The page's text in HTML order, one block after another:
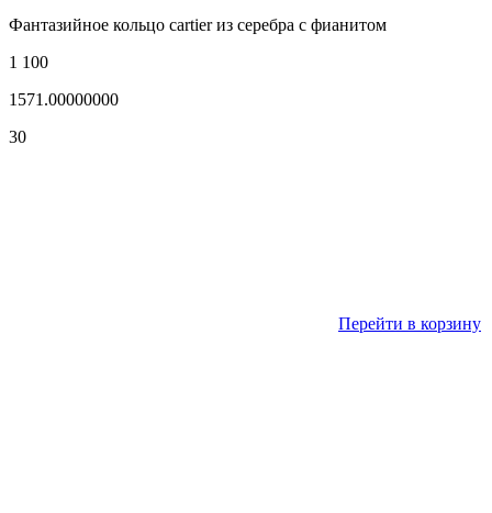
Фантазийное кольцо cartier из серебра с фианитом
1 100
1571.00000000
30
Перейти в корзину